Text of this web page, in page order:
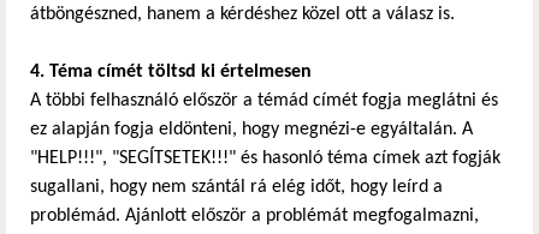
átböngészned, hanem a kérdéshez közel ott a válasz is.
4. Téma címét töltsd ki értelmesen
A többi felhasználó először a témád címét fogja meglátni és
ez alapján fogja eldönteni, hogy megnézi-e egyáltalán. A
"HELP!!!", "SEGÍTSETEK!!!" és hasonló téma címek azt fogják
sugallani, hogy nem szántál rá elég időt, hogy leírd a
problémád. Ajánlott először a problémát megfogalmazni,